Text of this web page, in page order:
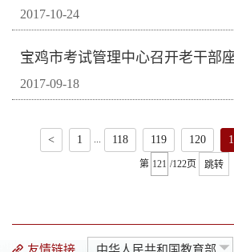
2017-10-24
宝鸡市考试管理中心召开老干部
2017-09-18
< 1 118 119 120
第 /122页 跳转